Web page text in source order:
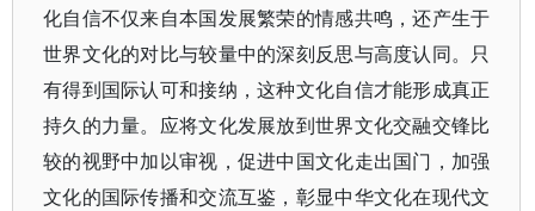
化自信不仅来自本国发展繁荣的情感共鸣，还产生于
世界文化的对比与较量中的深刻反思与高度认同。只
有得到国际认可和接纳，这种文化自信才能形成真正
持久的力量。应将文化发展放到世界文化交融交锋比
较的视野中加以审视，促进中国文化走出国门，加强
文化的国际传播和交流互鉴，彰显中华文化在现代文